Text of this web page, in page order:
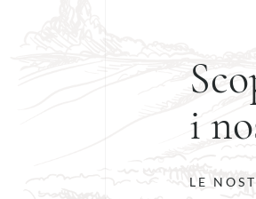
i
LE